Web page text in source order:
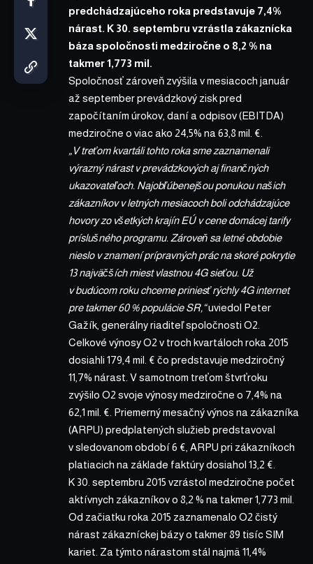
predchádzajúceho roka predstavuje 7,4%
nárast. K 30. septembru vzrástla zákaznícka
báza spoločnosti medziročne o 8,2 % na
takmer 1,773 mil.
Spoločnosť zároveň zvýšila v mesiacoch január
až september prevádzkový zisk pred
započítaním úrokov, daní a odpisov (EBITDA)
medziročne o viac ako 24,5% na 63,8 mil. €.
„V treťom kvartáli tohto roka sme zaznamenali
výrazný nárast v prevádzkových aj finančných
ukazovateľoch. Najobľúbenejšou ponukou našich
zákazníkov v letných mesiacoch boli odchádzajúce
hovory zo všetkých krajín EÚ v cene domácej tarify
príslušného programu. Zároveň sa letné obdobie
nieslo v znamení prípravných prác na skoré pokrytie
13 najväčších miest vlastnou 4G sieťou. Už
v budúcom roku chceme priniesť rýchly 4G internet
pre takmer 60 % populácie SR,“uviedol Peter
Gažík, generálny riaditeľ spoločnosti O2.
Celkové výnosy O2 v troch kvartáloch roka 2015
dosiahli 179,4 mil. € čo predstavuje medziročný
11,7% nárast. V samotnom treťom štvrťroku
zvýšilo O2 svoje výnosy medziročne o 7,4% na
62,1 mil. €. Priemerný mesačný výnos na zákazníka
(ARPU) predplatených služieb predstavoval
v sledovanom období 6 €, ARPU pri zákazníkoch
platiacich na základe faktúry dosiahol 13,2 €.
K 30. septembru 2015 vzrástol medziročne počet
aktívnych zákazníkov o 8,2 % na takmer 1,773 mil.
Od začiatku roka 2015 zaznamenalo O2 čistý
nárast zákazníckej bázy o takmer 89 tisíc SIM
kariet. Za týmto nárastom stál najmä 11,4%